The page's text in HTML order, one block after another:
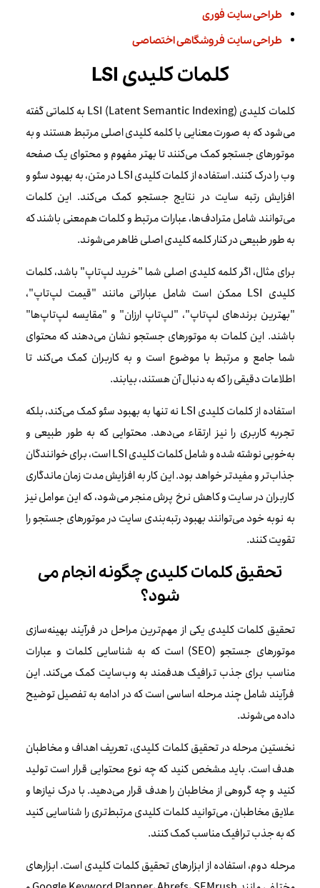
طراحی سایت فوری
طراحی سایت فروشگاهی اختصاصی
کلمات کلیدی LSI
کلمات کلیدی LSI (Latent Semantic Indexing) به کلماتی گفته
می‌شود که به صورت معنایی با کلمه کلیدی اصلی مرتبط هستند و به
موتورهای جستجو کمک می‌کنند تا بهتر مفهوم و محتوای یک صفحه
وب را درک کنند. استفاده از کلمات کلیدی LSI در متن، به بهبود سئو و
افزایش رتبه سایت در نتایج جستجو کمک می‌کند. این کلمات
می‌توانند شامل مترادف‌ها، عبارات مرتبط و کلمات هم‌معنی باشند که
به طور طبیعی در کنار کلمه کلیدی اصلی ظاهر می‌شوند.
برای مثال، اگر کلمه کلیدی اصلی شما "خرید لپ‌تاپ" باشد، کلمات
کلیدی LSI ممکن است شامل عباراتی مانند "قیمت لپ‌تاپ"،
"بهترین برندهای لپ‌تاپ"، "لپ‌تاپ ارزان" و "مقایسه لپ‌تاپ‌ها"
باشند. این کلمات به موتورهای جستجو نشان می‌دهند که محتوای
شما جامع و مرتبط با موضوع است و به کاربران کمک می‌کند تا
اطلاعات دقیقی را که به دنبال آن هستند، بیابند.
استفاده از کلمات کلیدی LSI نه تنها به بهبود سئو کمک می‌کند، بلکه
تجربه کاربری را نیز ارتقاء می‌دهد. محتوایی که به طور طبیعی و
به‌خوبی نوشته شده و شامل کلمات کلیدی LSI است، برای خوانندگان
جذاب‌تر و مفیدتر خواهد بود. این کار به افزایش مدت زمان ماندگاری
کاربران در سایت و کاهش نرخ پرش منجر می‌شود، که این عوامل نیز
به نوبه خود می‌توانند بهبود رتبه‌بندی سایت در موتورهای جستجو را
تقویت کنند.
تحقیق کلمات کلیدی چگونه انجام می
شود؟
تحقیق کلمات کلیدی یکی از مهم‌ترین مراحل در فرآیند بهینه‌سازی
موتورهای جستجو (SEO) است که به شناسایی کلمات و عبارات
مناسب برای جذب ترافیک هدفمند به وب‌سایت کمک می‌کند. این
فرآیند شامل چند مرحله اساسی است که در ادامه به تفصیل توضیح
داده می‌شوند.
نخستین مرحله در تحقیق کلمات کلیدی، تعریف اهداف و مخاطبان
هدف است. باید مشخص کنید که چه نوع محتوایی قرار است تولید
کنید و چه گروهی از مخاطبان را هدف قرار می‌دهید. با درک نیازها و
علایق مخاطبان، می‌توانید کلمات کلیدی مرتبط‌تری را شناسایی کنید
که به جذب ترافیک مناسب کمک کنند.
مرحله دوم، استفاده از ابزارهای تحقیق کلمات کلیدی است. ابزارهای